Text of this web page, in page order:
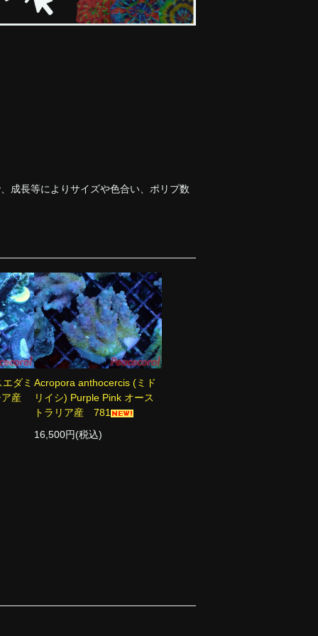
成長等によりサイズや色合い、ポリプ数
ダミ
ア産
Acropora anthocercis (ミド
リイシ) Purple Pink オース
トラリア産 781
16,500円(税込)